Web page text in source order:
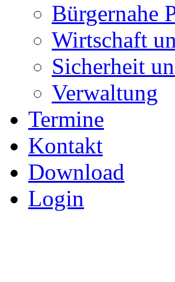
Bürgernahe
Wirtschaft
Sicherheit
Verwaltung
Termine
Kontakt
Download
Login